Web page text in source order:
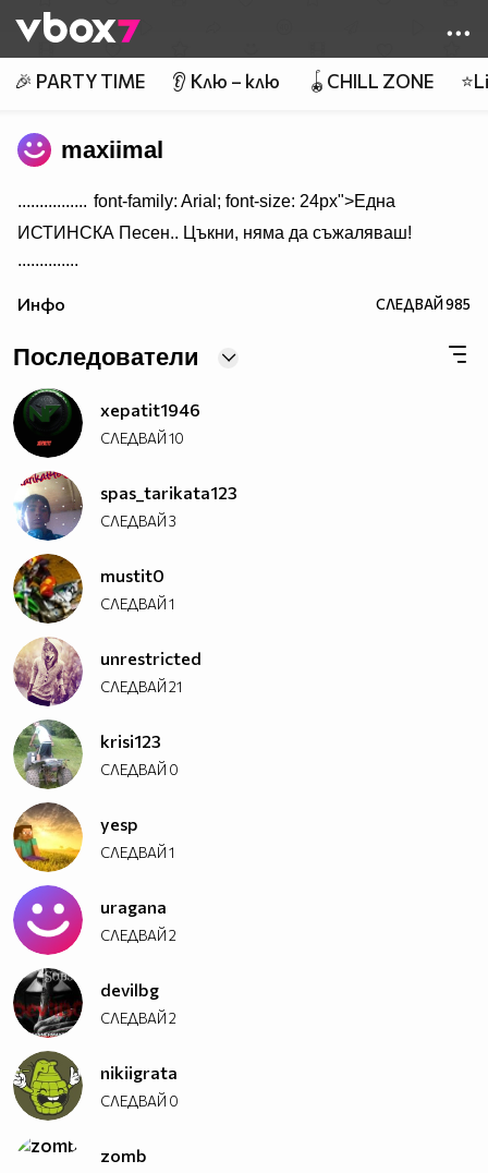
👾
🎉 PARTY TIME 👂 Клю – клю 🪀CHILL ZONE
maxiimal
................ font-family: Arial; font-size: 24px">Една
ИСТИНСКА Песен.. Цъкни, няма да съжаляваш!
..............
Инфо СЛЕДВАЙ985
Последователи
xepatit1946
СЛЕДВАЙ10
spas_tarikata123
СЛЕДВАЙ3
mustit0
СЛЕДВАЙ1
unrestricted
СЛЕДВАЙ21
krisi123
СЛЕДВАЙ 0
yesp
СЛЕДВАЙ1
uragana
СЛЕДВАЙ2
devilbg
СЛЕДВАЙ2
nikiigrata
СЛЕДВАЙ 0
zomb